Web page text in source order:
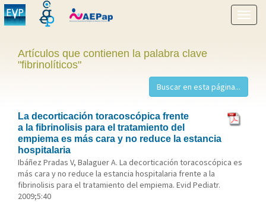
menú
Artículos que contienen la palabra clave
"fibrinolíticos"
La decorticación toracoscópica frente
a la fibrinolisis para el tratamiento del
empiema es más cara y no reduce la estancia
hospitalaria
Ibáñez Pradas V, Balaguer A. La decorticación toracoscópica es
más cara y no reduce la estancia hospitalaria frente a la
fibrinolisis para el tratamiento del empiema. Evid Pediatr.
2009;5:40